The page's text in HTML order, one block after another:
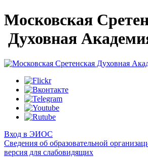
Московская
Духовная
Вход в ЭИОС
Сведения об образовательной
версия для слабовидящих